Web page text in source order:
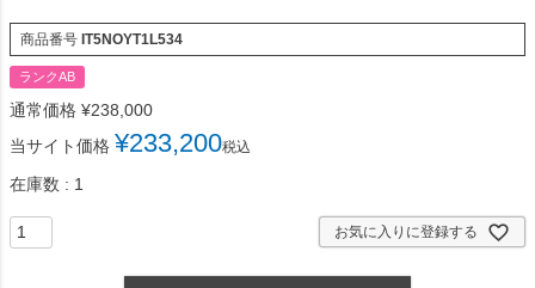
商品番号 IT5NOYT1L534
ランクAB
通常価格 ¥238,000
当サイト価格 ¥233,200税込
在庫数 1
お気に入りに登録する